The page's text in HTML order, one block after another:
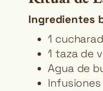
Ingredientes
1
1 taza de
Agua de